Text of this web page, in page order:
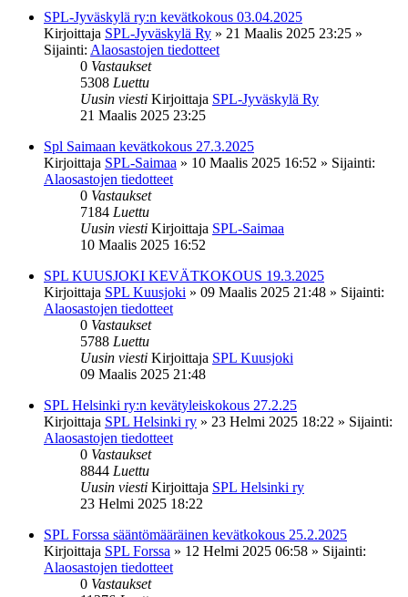
SPL-Jyväskylä ry:n kevätkokous 03.04.2025
Kirjoittaja SPL-Jyväskylä Ry » 21 Maalis 2025 23:25 »
Sijainti: Alaosastojen tiedotteet
0 Vastaukset
5308 Luettu
Uusin viesti Kirjoittaja SPL-Jyväskylä Ry
21 Maalis 2025 23:25
Spl Saimaan kevätkokous 27.3.2025
Kirjoittaja SPL-Saimaa » 10 Maalis 2025 16:52 » Sijainti:
Alaosastojen tiedotteet
0 Vastaukset
7184 Luettu
Uusin viesti Kirjoittaja SPL-Saimaa
10 Maalis 2025 16:52
SPL KUUSJOKI KEVÄTKOKOUS 19.3.2025
Kirjoittaja SPL Kuusjoki » 09 Maalis 2025 21:48 » Sijainti:
Alaosastojen tiedotteet
0 Vastaukset
5788 Luettu
Uusin viesti Kirjoittaja SPL Kuusjoki
09 Maalis 2025 21:48
SPL Helsinki ry:n kevätyleiskokous 27.2.25
Kirjoittaja SPL Helsinki ry » 23 Helmi 2025 18:22 » Sijainti:
Alaosastojen tiedotteet
0 Vastaukset
8844 Luettu
Uusin viesti Kirjoittaja SPL Helsinki ry
23 Helmi 2025 18:22
SPL Forssa sääntömääräinen kevätkokous 25.2.2025
Kirjoittaja SPL Forssa » 12 Helmi 2025 06:58 » Sijainti:
Alaosastojen tiedotteet
0 Vastaukset